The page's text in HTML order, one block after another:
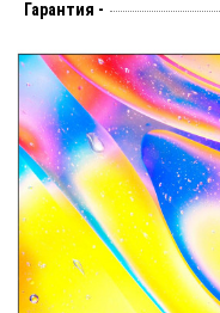
Гарантия -